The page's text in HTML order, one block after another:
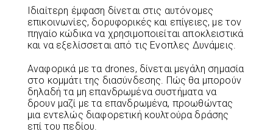
Ιδιαίτερη έμφαση δίνεται στις αυτόνομες
επικοινωνίες, δορυφορικές και επίγειες, με τον
πηγαίο κώδικα να χρησιμοποιείται αποκλειστικά
και να εξελίσσεται από τις Ενοπλες Δυνάμεις.
Αναφορικά με τα drones, δίνεται μεγάλη σημασία
στο κομμάτι της διασύνδεσης. Πώς θα μπορούν
δηλαδή τα μη επανδρωμένα συστήματα να
δρουν μαζί με τα επανδρωμένα, προωθώντας
μια εντελώς διαφορετική κουλτούρα δράσης
επί του πεδίου.